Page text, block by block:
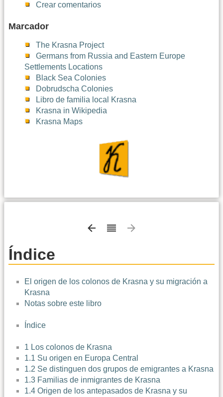
Crear comentarios
Marcador
The Krasna Project
Germans from Russia and Eastern Europe
Settlements Locations
Black Sea Colonies
Dobrudscha Colonies
Libro de familia local Krasna
Krasna in Wikipedia
Krasna Maps
Índice
El origen de los colonos de Krasna y su migración a
Krasna
Notas sobre este libro
Índice
1 Los colonos de Krasna
1.1 Su origen en Europa Central
1.2 Se distinguen dos grupos de emigrantes a Krasna
1.3 Familias de inmigrantes de Krasna
1.4 Origen de los antepasados de Krasna y su